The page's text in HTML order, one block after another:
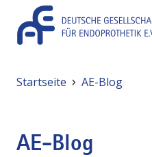
Direkt zum Inhalt
Pfadnavigation
Startseite AE-Blog
AE-Blog